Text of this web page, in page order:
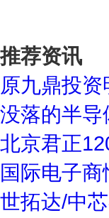
推荐资讯
原九鼎投
没落的半
北京君正
国际电子
世拓达/中